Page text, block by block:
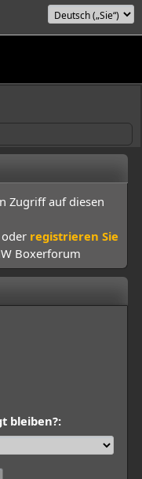
Zugriff auf diesen
registrieren Sie
Boxerforum
bleiben?: